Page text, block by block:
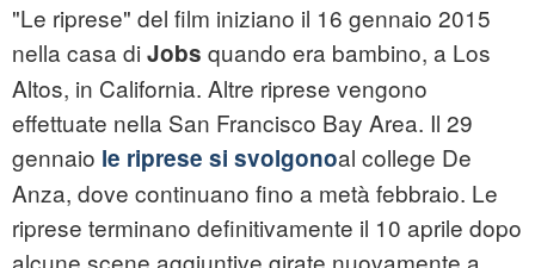
"Le riprese" del film iniziano il 16 gennaio 2015
nella casa di Jobs quando era bambino, a Los
Altos, in California. Altre riprese vengono
effettuate nella San Francisco Bay Area. Il 29
gennaio le riprese si svolgonoal college De
Anza, dove continuano fino a metà febbraio. Le
riprese terminano definitivamente il 10 aprile dopo